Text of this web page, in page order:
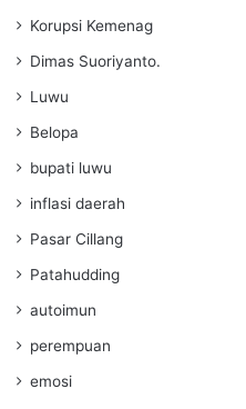
Korupsi Kemenag
Dimas Suoriyanto.
Luwu
Belopa
bupati luwu
inflasi daerah
Pasar Cillang
Patahudding
autoimun
perempuan
emosi